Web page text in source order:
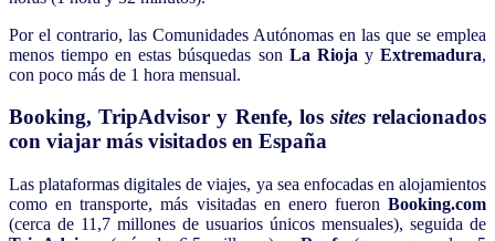
Por el contrario, las Comunidades Autónomas en las que se emplea
menos tiempo en estas búsquedas son La Rioja yExtremadura,
con poco más de 1 hora mensual.
Booking, TripAdvisor y Renfe, los sitesrelacionados
con viajar más visitados en España
Las plataformas digitales de viajes, ya sea enfocadas en alojamientos
como en transporte, más visitadas en enero fueron Booking.com
(cerca de 11,7 millones de usuarios únicos mensuales), seguida de